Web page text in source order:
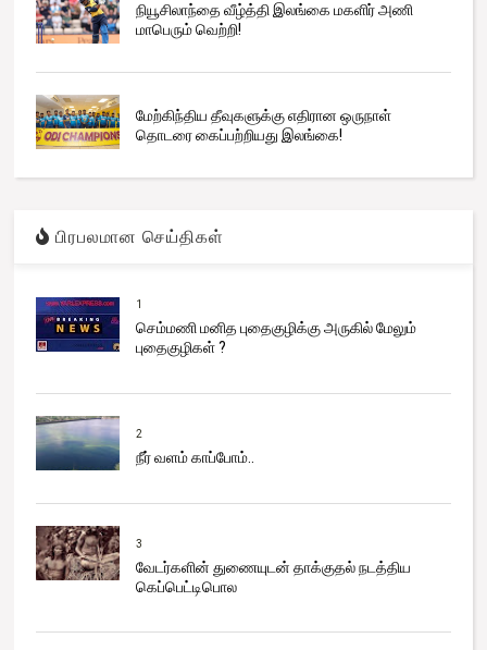
நியூசிலாந்தை வீழ்த்தி இலங்கை மகளிர் அணி
மாபெரும் வெற்றி!
மேற்கிந்திய தீவுகளுக்கு எதிரான ஒருநாள்
தொடரை கைப்பற்றியது இலங்கை!
பிரபலமான செய்திகள்
1
செம்மணி மனித புதைகுழிக்கு அருகில் மேலும்
புதைகுழிகள் ?
2
நீர் வளம் காப்போம்..
3
வேடர்களின் துணையுடன் தாக்குதல் நடத்திய
கெப்பெட்டிபொல